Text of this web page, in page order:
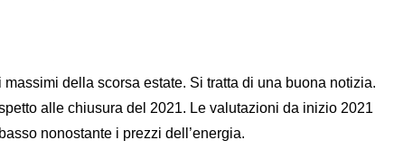
della scorsa estate. Si tratta di una buona notizia.
alle chiusura del 2021. Le valutazioni da inizio 2021
nonostante i prezzi dell’energia.